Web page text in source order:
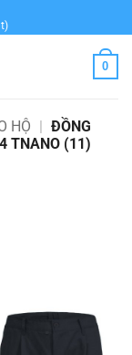
0
HỘ | ĐỒNG
TNANO (11)